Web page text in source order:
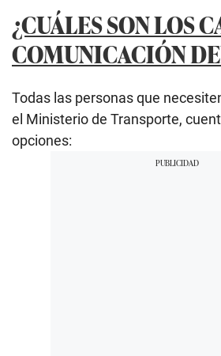
¿CUÁLES SON LOS
COMUNICACIÓN
Todas las personas que
el Ministerio de Transporte,
opciones: